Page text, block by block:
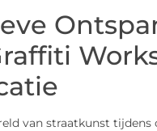
van straatkunst tijdens